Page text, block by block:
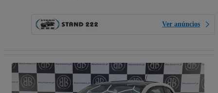
Ver anúncios